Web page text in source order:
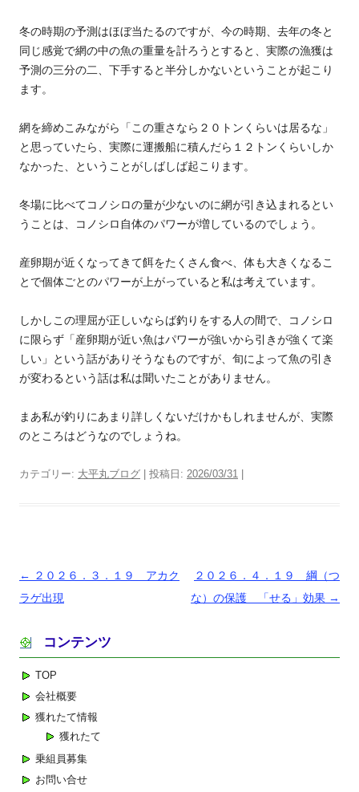
冬の時期の予測はほぼ当たるのですが、今の時期、去年の冬と
同じ感覚で網の中の魚の重量を計ろうとすると、実際の漁獲は
予測の三分の二、下手すると半分しかないということが起こり
ます。
網を締めこみながら「この重さなら２０トンくらいは居るな」
と思っていたら、実際に運搬船に積んだら１２トンくらいしか
なかった、ということがしばしば起こります。
冬場に比べてコノシロの量が少ないのに網が引き込まれるとい
うことは、コノシロ自体のパワーが増しているのでしょう。
産卵期が近くなってきて餌をたくさん食べ、体も大きくなるこ
とで個体ごとのパワーが上がっていると私は考えています。
しかしこの理屈が正しいならば釣りをする人の間で、コノシロ
に限らず「産卵期が近い魚はパワーが強いから引きが強くて楽
しい」という話がありそうなものですが、旬によって魚の引き
が変わるという話は私は聞いたことがありません。
まあ私が釣りにあまり詳しくないだけかもしれませんが、実際
のところはどうなのでしょうね。
カテゴリー: 大平丸ブログ | 投稿日: 2026/03/31
投
稿
ビ
ン
← ２０２６．３．１９ アカク
ラゲ出現
２０２６．４．１９ 綱（つ
な）の保護 「せる」効果 →
コンテンツ
TOP
会社概要
獲れたて情報
獲れたて
乗組員募集
お問い合せ